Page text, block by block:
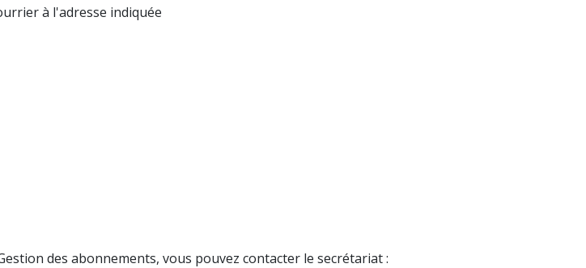
à l'adresse indiquée
des abonnements, vous pouvez contacter le secrétariat :